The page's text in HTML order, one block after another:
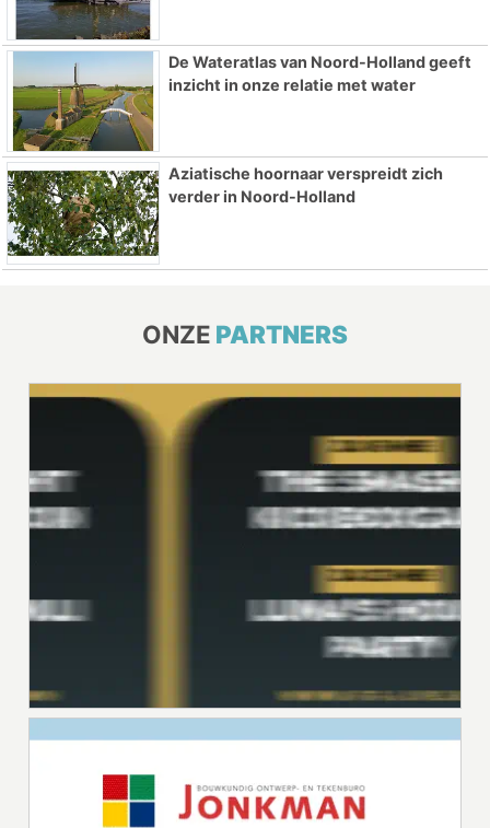
De Wateratlas van Noord-Holland geeft
inzicht in onze relatie met water
Aziatische hoornaar verspreidt zich
verder in Noord-Holland
ONZE PARTNERS